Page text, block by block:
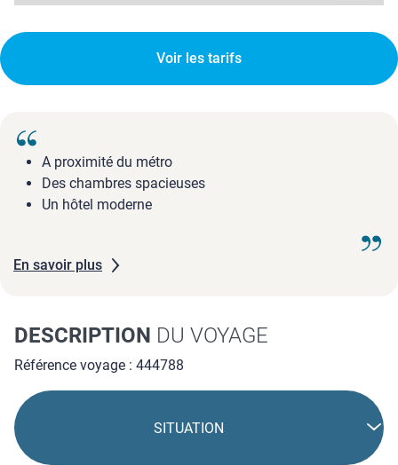
Voir les tarifs
A proximité du métro
Des chambres spacieuses
Un hôtel moderne
En savoir plus
DESCRIPTION DU VOYAGE
Référence voyage : 444788
SITUATION